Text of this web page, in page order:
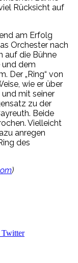
Rücksicht auf
am Erfolg
Orchester nach
auf die Bühne
dem
Der „Ring“ von
wie er über
mit seiner
zu der
Beide
Vielleicht
anregen
des
)